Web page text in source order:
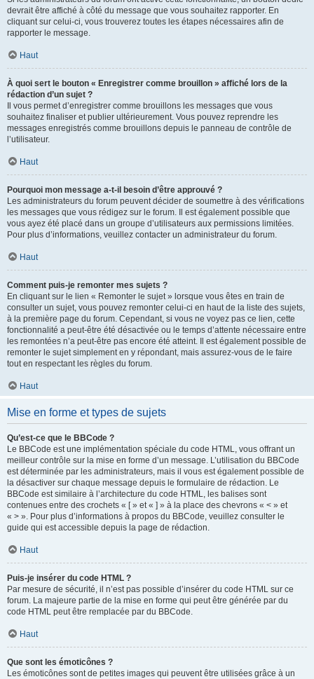
devrait être affiché à côté du message que vous souhaitez rapporter. En
cliquant sur celui-ci, vous trouverez toutes les étapes nécessaires afin de
rapporter le message.
Haut
À quoi sert le bouton « Enregistrer comme brouillon » affiché lors de la
rédaction d’un sujet ?
Il vous permet d’enregistrer comme brouillons les messages que vous
souhaitez finaliser et publier ultérieurement. Vous pouvez reprendre les
messages enregistrés comme brouillons depuis le panneau de contrôle de
l’utilisateur.
Haut
Pourquoi mon message a-t-il besoin d’être approuvé ?
Les administrateurs du forum peuvent décider de soumettre à des vérifications
les messages que vous rédigez sur le forum. Il est également possible que
vous ayez été placé dans un groupe d’utilisateurs aux permissions limitées.
Pour plus d’informations, veuillez contacter un administrateur du forum.
Haut
Comment puis-je remonter mes sujets ?
En cliquant sur le lien « Remonter le sujet » lorsque vous êtes en train de
consulter un sujet, vous pouvez remonter celui-ci en haut de la liste des sujets,
à la première page du forum. Cependant, si vous ne voyez pas ce lien, cette
fonctionnalité a peut-être été désactivée ou le temps d’attente nécessaire entre
les remontées n’a peut-être pas encore été atteint. Il est également possible de
remonter le sujet simplement en y répondant, mais assurez-vous de le faire
tout en respectant les règles du forum.
Haut
Mise en forme et types de sujets
Qu’est-ce que le BBCode ?
Le BBCode est une implémentation spéciale du code HTML, vous offrant un
meilleur contrôle sur la mise en forme d’un message. L’utilisation du BBCode
est déterminée par les administrateurs, mais il vous est également possible de
la désactiver sur chaque message depuis le formulaire de rédaction. Le
BBCode est similaire à l’architecture du code HTML, les balises sont
contenues entre des crochets « [ » et « ] » à la place des chevrons « < » et
« > ». Pour plus d’informations à propos du BBCode, veuillez consulter le
guide qui est accessible depuis la page de rédaction.
Haut
Puis-je insérer du code HTML ?
Par mesure de sécurité, il n’est pas possible d’insérer du code HTML sur ce
forum. La majeure partie de la mise en forme qui peut être générée par du
code HTML peut être remplacée par du BBCode.
Haut
Que sont les émoticônes ?
Les émoticônes sont de petites images qui peuvent être utilisées grâce à un